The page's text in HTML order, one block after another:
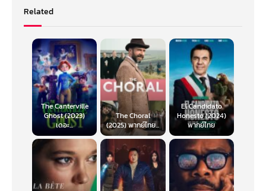
Related
The Canterville
Ghost (2023)
เดอะ...
The Choral
(2025) พากย์ไทย...
El Candidato
Honesto (2024)
พากย์ไทย